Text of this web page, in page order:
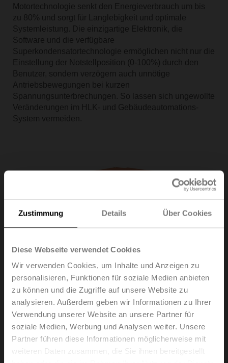
Zustimmung Details Über Cookies
Diese Webseite verwendet Cookies
Wir verwenden Cookies, um Inhalte und Anzeigen zu
personalisieren, Funktionen für soziale Medien anbieten
zu können und die Zugriffe auf unsere Website zu
analysieren. Außerdem geben wir Informationen zu Ihrer
Verwendung unserer Website an unsere Partner für
soziale Medien, Werbung und Analysen weiter. Unsere
Partner führen diese Informationen möglicherweise mit
weiteren Daten zusammen, die Sie ihnen bereitgestellt
Motortechnologie senkt den Energieverbrauch um bis
zu 80% und sorgt für Langlebigkeit und optimale
Systemleistung. Die einzigartige Elektronik, die
Software und die verfügbare
Superkondensatortechnologie ermöglichen nicht nur die
Einstellung der Notstellposition (0-100%) durch den
Benutzer, sondern verzögern auch unnötige
Antriebsbewegungen bei kurzen
Spannungsunterbrechungen. So lassen sich ungewollte
Veränderungen im HLK- und Gebäudeautomations-
System vermeiden.